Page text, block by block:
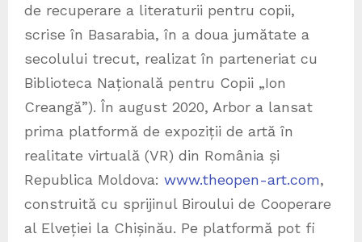
de recuperare a literaturii pentru copii,
scrise în Basarabia, în a doua jumătate a
secolului trecut, realizat în parteneriat cu
Biblioteca Națională pentru Copii „Ion
Creangă”). În august 2020, Arbor a lansat
prima platformă de expoziții de artă în
realitate virtuală (VR) din România și
Republica Moldova: www.theopen-art.com,
construită cu sprijinul Biroului de Cooperare
al Elveției la Chișinău. Pe platformă pot fi